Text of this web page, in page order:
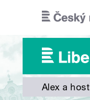
Alex a host